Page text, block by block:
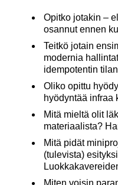
Opitko jotakin –
osannut ennen
Teitkö jotain
modernia
idempotentin
Oliko opittu
hyödyntää infraa
Mitä mieltä olit
materiaalista?
Mitä pidät
(tulevista)